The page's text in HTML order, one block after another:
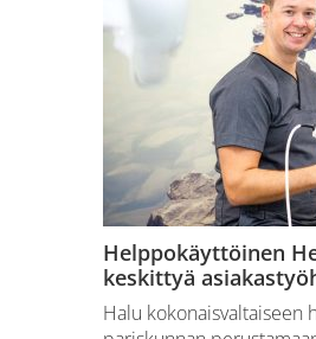
Helppokäyttöinen
keskittyä
Halu kokonaisvaltaiseen